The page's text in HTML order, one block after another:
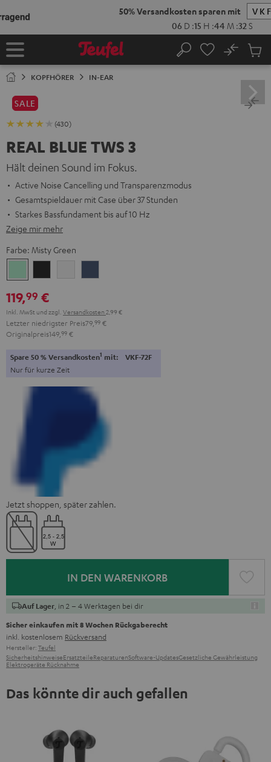
Startseite Suche
No
KOPFHÖRER IN-EAR
SALE
(430)
REAL BLUE TWS 3
Hält deinen Sound im Fokus.
Active Noise Cancelling und Transparenzmodus
Gesamtspieldauer mit Case über 37 Stunden
Starkes Bassfundament bis auf 10 Hz
Zeige mir mehr
Farbe: Misty Green
Green
White
119,99 €
Inkl. MwSt und zzgl. Versandkosten 2,99 €
Letzter niedrigster Preis79, 99 €
Originalpreis149, 99 €
Spare 50 % Versandkosten1 mit: VKF-72F
Nur für kurze Zeit
Jetzt shoppen, später zahlen.
IN DEN WARENKORB
Auf Lager , in 2 – 4 Werktagen bei dir
Sicher einkaufen mit 8 Wochen Rückgaberecht
inkl. kostenlosem Rückversand
Hersteller: Teufel
SicherheitshinweiseErsatzteileReparaturenSoftware-UpdatesGesetzliche Gewährleistung
Elektrogeräte Rücknahme
Das könnte dir auch gefallen